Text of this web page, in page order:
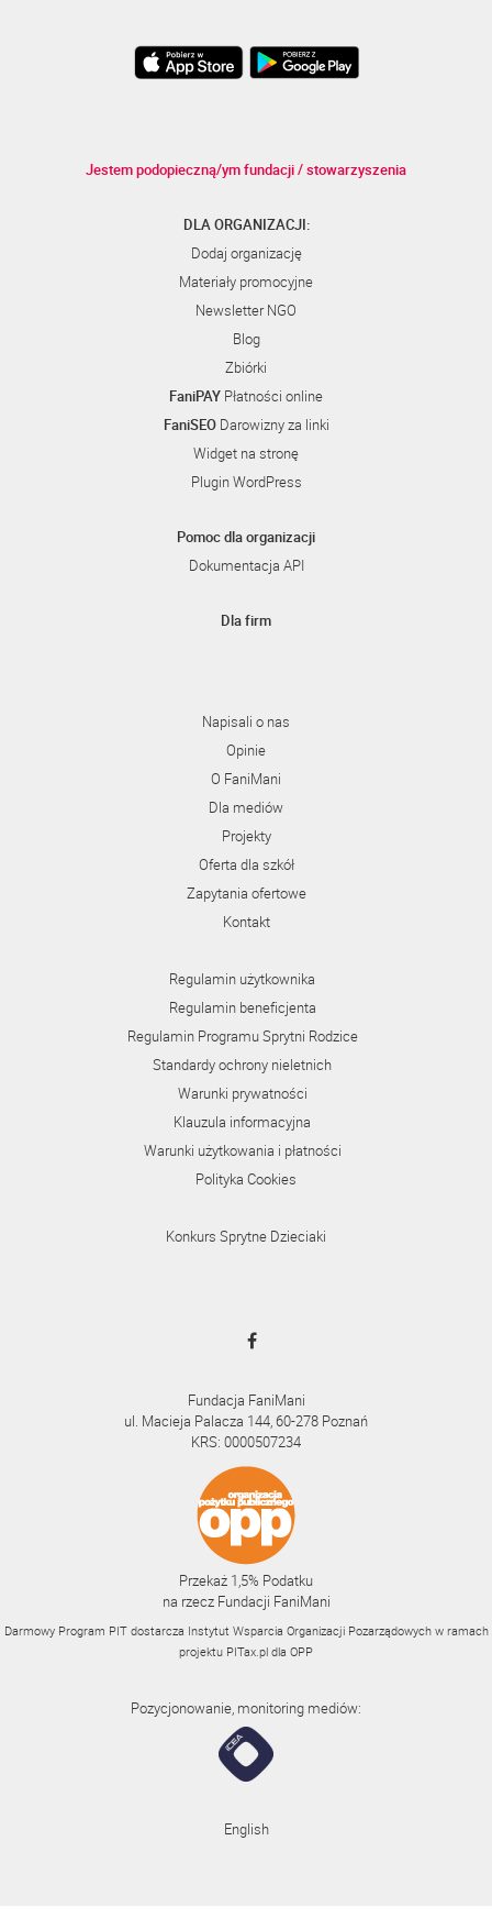
Jestem podopieczną/ym fundacji / stowarzyszenia
DLA ORGANIZACJI:
Dodaj organizację
Materiały promocyjne
Newsletter NGO
Blog
Zbiórki
FaniPAY Płatności online
FaniSEODarowizny za linki
Widget na stronę
Plugin WordPress
Pomoc dla organizacji
Dokumentacja API
Dla firm
Napisali o nas
Opinie
O FaniMani
Dla mediów
Projekty
Oferta dla szkół
Zapytania ofertowe
Kontakt
Regulamin użytkownika
Regulamin beneficjenta
Regulamin Programu Sprytni Rodzice
Standardy ochrony nieletnich
Warunki prywatności
Klauzula informacyjna
Warunki użytkowania i płatności
Polityka Cookies
Konkurs Sprytne Dzieciaki
Fundacja FaniMani
ul. Macieja Palacza 144, 60-278 Poznań
KRS: 0000507234
Przekaż 1,5% Podatku
na rzecz Fundacji FaniMani
Darmowy Program PIT dostarcza Instytut Wsparcia Organizacji Pozarządowych w ramach
projektu PITax.pl dla OPP
Pozycjonowanie, monitoring mediów:
English